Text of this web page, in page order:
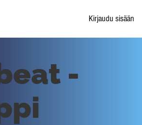
Kirjaudu sisään
-